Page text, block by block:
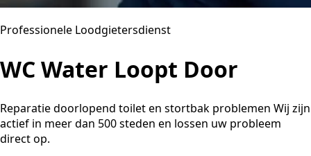
Professionele Loodgietersdienst
WC Water Loopt Door
Reparatie doorlopend toilet en stortbak problemen Wij zijn
actief in meer dan 500 steden en lossen uw probleem
direct op.